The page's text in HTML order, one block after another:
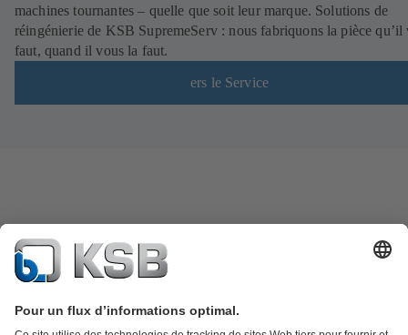
machines tournantes – quelle que soit leur marque. Solutions de
réingénierie de KSB SupremeServ : nous fabriquons la pièce qu’il
faut, quand il vous la faut.
ers le Service